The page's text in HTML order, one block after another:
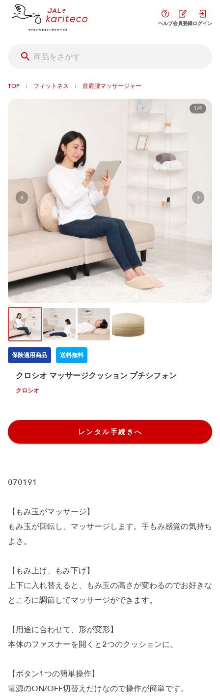
ヘルプ会員登録ログイン
TOP › フィットネス › 首肩腰マッサージャー
1/4
保険適用商品 送料無料
クロシオ マッサージクッション プチシフォン
クロシオ
レンタル手続きへ
070191
【もみ玉がマッサージ】
もみ玉が回転し、マッサージします。手もみ感覚の気持ち
よさ。
【もみ上げ、もみ下げ】
上下に入れ替えると、もみ玉の高さが変わるのでお好きな
ところに調節してマッサージができます。
【用途に合わせて、形が変形】
本体のファスナーを開くと2つのクッションに。
【ボタン1つの簡単操作】
電源のON/OFF切替えだけなので操作が簡単です。